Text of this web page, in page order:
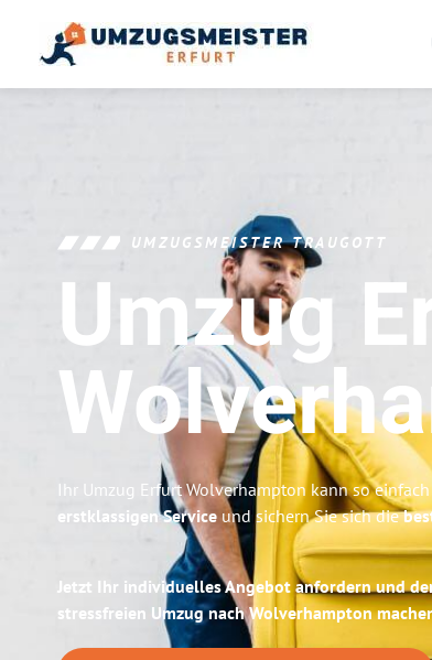
UMZUGSMEISTER TRAUGOTT
Umzug
Ihr Umzug Erfurt Wolverhampton kann so
erstklassigen Service und sichern Sie sich die
Jetzt Ihr individuelles Angebot anfordern und
stressfreien Umzug nach Wolverhampton